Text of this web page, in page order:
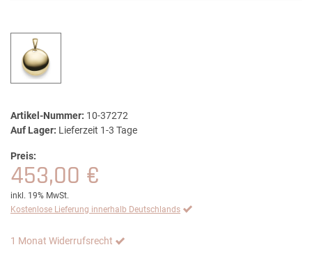
Artikel-Nummer: 10-37272
Auf Lager: Lieferzeit 1-3 Tage
Preis:
453,00 €
inkl. 19% MwSt.
Kostenlose Lieferung innerhalb Deutschlands
1 Monat Widerrufsrecht